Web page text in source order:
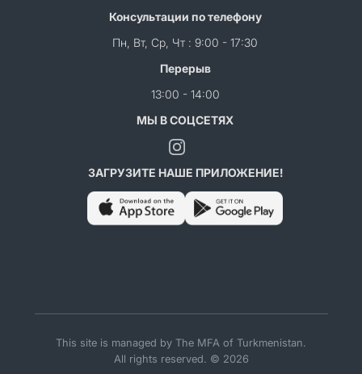
Консультации по телефону
Пн, Вт, Ср, Чт : 9:00 - 17:30
Перерыв
13:00 - 14:00
МЫ В СОЦСЕТЯХ
ЗАГРУЗИТЕ НАШЕ ПРИЛОЖЕНИЕ!
This site is managed by The MFA of Turkmenistan.
All rights reserved. © 2026